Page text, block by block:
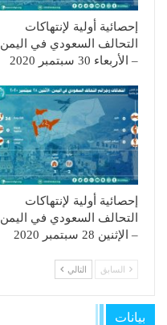
إحصائية أولية لإنتهاكات
التحالف السعودي في اليمن
– الأربعاء 30 سبتمبر 2020
إحصائية أولية لإنتهاكات
التحالف السعودي في اليمن
– الإثنين 28 سبتمبر 2020
السابق التالي
بيانات